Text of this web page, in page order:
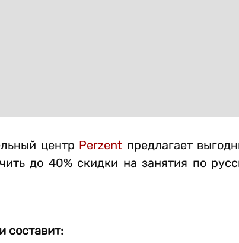
центр Perzent предлагает
до 40% скидки на занятия по
составит: